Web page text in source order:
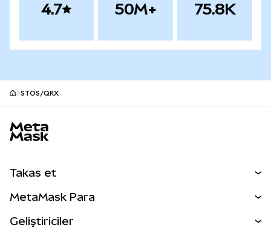
4.7 50M+ 75.8K
STOS/QRX
Takas et
Perps
MetaMask Para
Geliştiriciler